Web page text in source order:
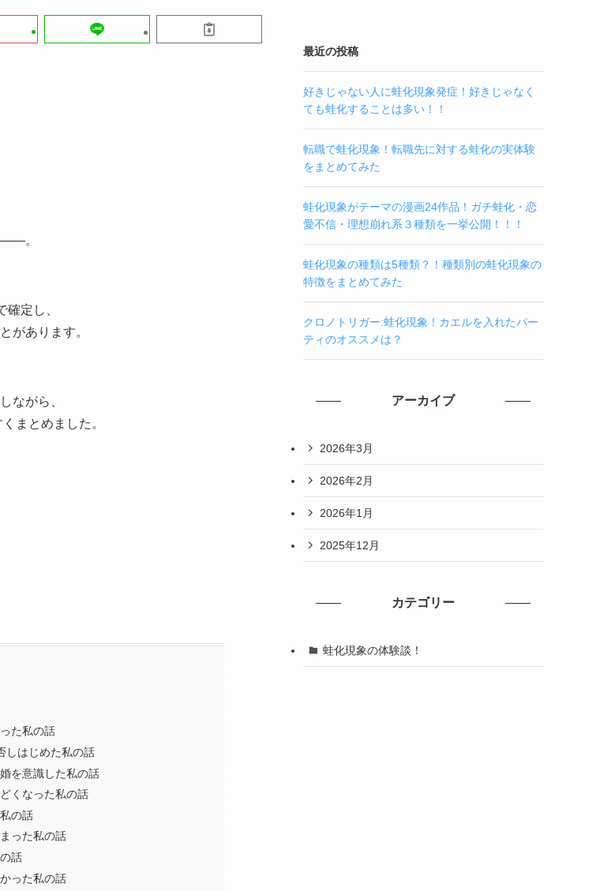
――。
定し、
があります。
ながら、
まとめました。
た私の話
しはじめた私の話
を意識した私の話
くなった私の話
の話
った私の話
話
った私の話
最近の投稿
好きじゃない人に蛙化現象発症！好きじゃなく
ても蛙化することは多い！！
転職で蛙化現象！転職先に対する蛙化の実体験
をまとめてみた
蛙化現象がテーマの漫画24作品！ガチ蛙化・恋
愛不信・理想崩れ系３種類を一挙公開！！！
蛙化現象の種類は5種類？！種類別の蛙化現象の
特徴をまとめてみた
クロノトリガー:蛙化現象！カエルを入れたパー
ティのオススメは？
アーカイブ
2026年3月
2026年2月
2026年1月
2025年12月
カテゴリー
蛙化現象の体験談！